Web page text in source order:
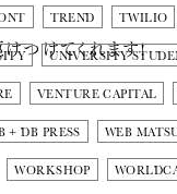
TREND TWILIO
UNIVERSITY
VENTURE CAPITAL
+ DB PRESS WEB
WORKSHOP
つけてくれます!